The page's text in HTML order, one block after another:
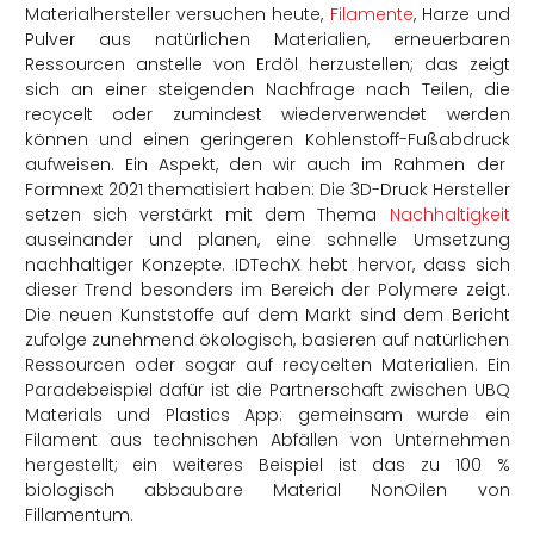
Materialhersteller versuchen heute, Filamente, Harze und
Pulver aus natürlichen Materialien, erneuerbaren
Ressourcen anstelle von Erdöl herzustellen; das zeigt
sich an einer steigenden Nachfrage nach Teilen, die
recycelt oder zumindest wiederverwendet werden
können und einen geringeren Kohlenstoff-Fußabdruck
aufweisen. Ein Aspekt, den wir auch im Rahmen der
Formnext 2021 thematisiert haben: Die 3D-Druck Hersteller
setzen sich verstärkt mit dem Thema Nachhaltigkeit
auseinander und planen, eine schnelle Umsetzung
nachhaltiger Konzepte. IDTechX hebt hervor, dass sich
dieser Trend besonders im Bereich der Polymere zeigt.
Die neuen Kunststoffe auf dem Markt sind dem Bericht
zufolge zunehmend ökologisch, basieren auf natürlichen
Ressourcen oder sogar auf recycelten Materialien. Ein
Paradebeispiel dafür ist die Partnerschaft zwischen UBQ
Materials und Plastics App: gemeinsam wurde ein
Filament aus technischen Abfällen von Unternehmen
hergestellt; ein weiteres Beispiel ist das zu 100 %
biologisch abbaubare Material NonOilen von
Fillamentum.